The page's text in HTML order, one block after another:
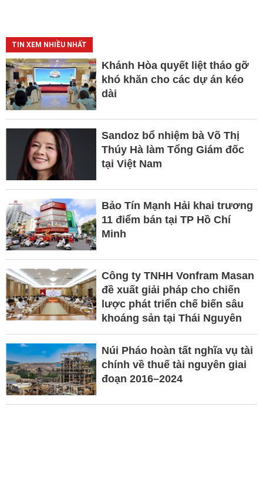
TIN XEM NHIỀU NHẤT
Khánh Hòa quyết liệt tháo gỡ
khó khăn cho các dự án kéo
dài
Sandoz bổ nhiệm bà Võ Thị
Thúy Hà làm Tổng Giám đốc
tại Việt Nam
Bảo Tín Mạnh Hải khai trương
11 điểm bán tại TP Hồ Chí
Minh
Công ty TNHH Vonfram Masan
đề xuất giải pháp cho chiến
lược phát triển chế biến sâu
khoáng sản tại Thái Nguyên
Núi Pháo hoàn tất nghĩa vụ tài
chính về thuế tài nguyên giai
đoạn 2016–2024